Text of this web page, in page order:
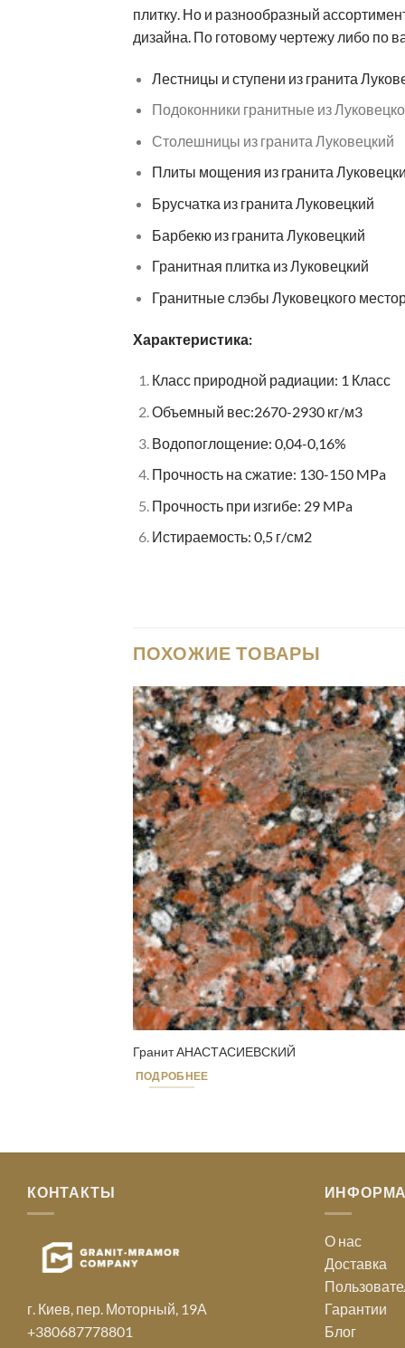
плитку. Но и разнообразный
дизайна. По готовому чертежу либо по
Лестницы и ступени из гранита
Подоконники гранитные из
Столешницы из гранита Луковецкий
Плиты мощения из гранита
Брусчатка из гранита Луковецкий
Барбекю из гранита Луковецкий
Гранитная плитка из Луковецкий
Гранитные слэбы Луковецкого
Характеристика:
Класс природной радиации: 1 Класс
Объемный вес:2670-2930 кг/м3
Водопоглощение: 0,04-0,16%
Прочность на сжатие: 130-150 MPa
Прочность при изгибе: 29 MPa
Истираемость: 0,5 г/см2
ПОХОЖИЕ ТОВАРЫ
Гранит АНАСТАСИЕВСКИЙ
ПОДРОБНЕЕ
КОНТАКТЫ
г. Киев, пер. Моторный, 19А
+380687778801
О нас
Доставка
Гарантии
Блог